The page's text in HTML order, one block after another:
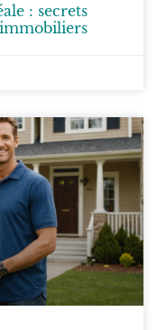
: secrets